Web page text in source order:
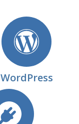
WordPress